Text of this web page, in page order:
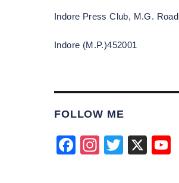
Indore Press Club, M.G. Road
Indore (M.P.)452001
FOLLOW ME
F
In
T
X